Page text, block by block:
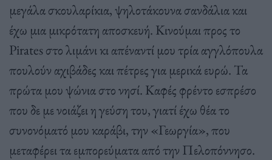
μεγάλα σκουλαρίκια, ψηλοτάκουνα σανδάλια και
έχω μια μικρότατη αποσκευή. Κινούμαι προς το
Pirates στο λιμάνι κι απέναντί μου τρία αγγλόπουλα
πουλούν αχιβάδες και πέτρες για μερικά ευρώ. Τα
πρώτα μου ψώνια στο νησί. Καφές φρέντο εσπρέσο
που δε με νοιάζει η γεύση του, γιατί έχω θέα το
συνονόματό μου καράβι, την «Γεωργία», που
μεταφέρει τα εμπορεύματα από την Πελοπόννησο.